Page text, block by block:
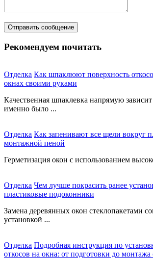
Рекомендуем почитать
Отделка Как шпаклюют поверхность
окнах своими руками
Качественная шпаклевка напрямую зависит
именно было ...
Отделка Как запенивают все щели вокруг
монтажной пеной
Герметизация окон с использованием
Отделка Чем лучше покрасить ранее
пластиковые подоконники
Замена деревянных окон стеклопакетами
установкой ...
Отделка Подробная инструкция по
откосов на окна: от подготовки до монтажа